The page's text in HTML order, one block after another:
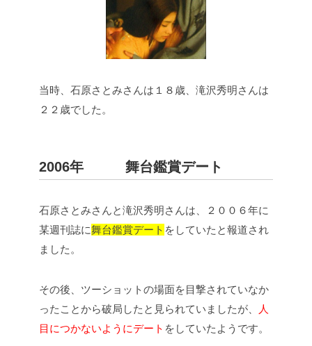
当時、石原さとみさんは１８歳、滝沢秀明さんは
２２歳でした。
2006年 舞台鑑賞デート
石原さとみさんと滝沢秀明さんは、２００６年に
某週刊誌に舞台鑑賞デート をしていたと報道され
ました。
その後、ツーショットの場面を目撃されていなか
ったことから破局したと見られていましたが、
人
目につかないようにデート をしていたようです。